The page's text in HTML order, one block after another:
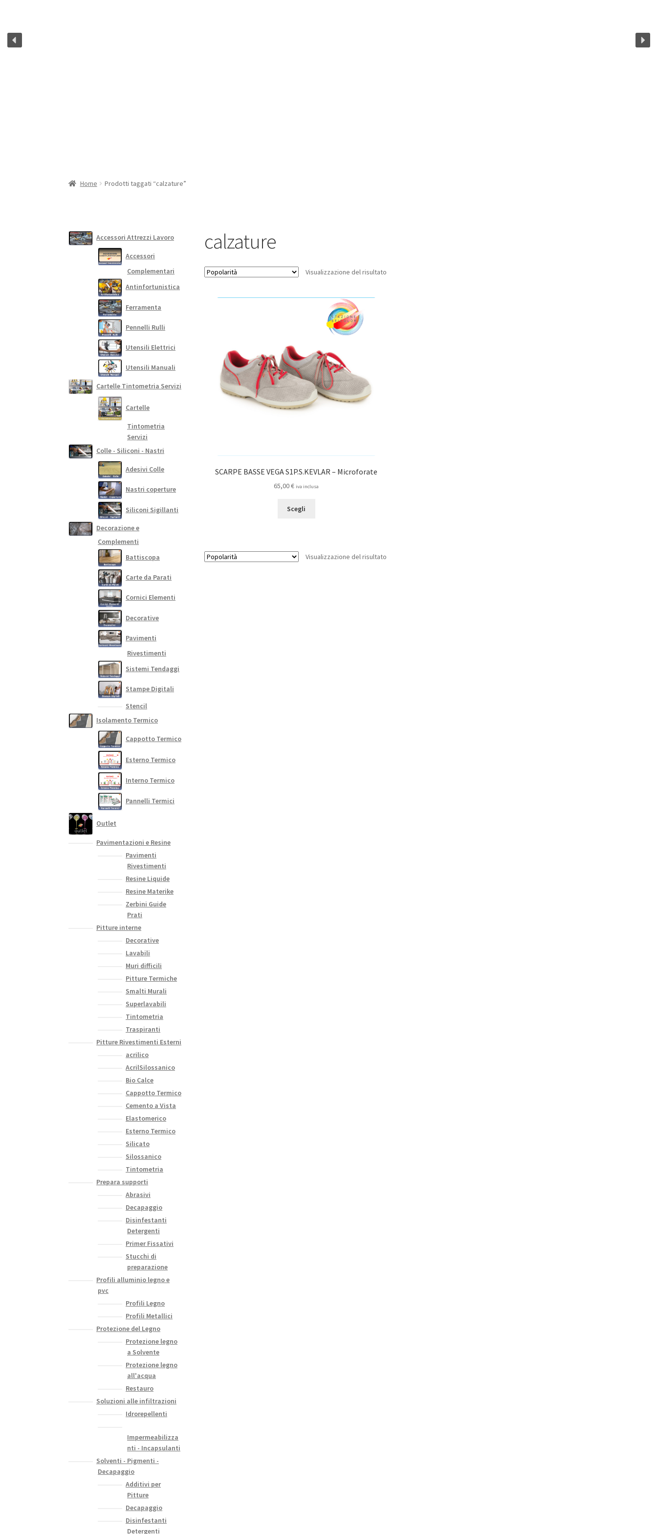
Home Prodotti taggati “calzature”
calzature
Visualizzazione del risultato
SCARPE BASSE VEGA S1P.S.KEVLAR – Microforate
65,00€ iva inclusa
Scegli
Le
Visualizzazione del risultato
Accessori Attrezzi Lavoro
Accessori
Complementari
Antinfortunistica
Ferramenta
Pennelli Rulli
Utensili Elettrici
Utensili Manuali
Cartelle Tintometria Servizi
Cartelle
Tintometria
Servizi
Colle - Siliconi - Nastri
Adesivi Colle
Nastri coperture
Siliconi Sigillanti
Decorazione e
Complementi
Battiscopa
Carte da Parati
Cornici Elementi
Decorative
Pavimenti
Rivestimenti
Sistemi Tendaggi
Stampe Digitali
Stencil
Isolamento Termico
Cappotto Termico
Esterno Termico
Interno Termico
Pannelli Termici
Outlet
Pavimentazioni e Resine
Pavimenti
Rivestimenti
Resine Liquide
Resine Materike
Zerbini Guide
Prati
Pitture interne
Decorative
Lavabili
Muri difficili
Pitture Termiche
Smalti Murali
Superlavabili
Tintometria
Traspiranti
Pitture Rivestimenti Esterni
acrilico
AcrilSilossanico
Bio Calce
Cappotto Termico
Cemento a Vista
Elastomerico
Esterno Termico
Silicato
Silossanico
Tintometria
Prepara supporti
Abrasivi
Decapaggio
Disinfestanti
Detergenti
Primer Fissativi
Stucchi di
preparazione
Profili alluminio legno e
pvc
Profili Legno
Profili Metallici
Protezione del Legno
Protezione legno
a Solvente
Protezione legno
all'acqua
Restauro
Soluzioni alle infiltrazioni
Idrorepellenti
Impermeabilizza
nti - Incapsulanti
Solventi - Pigmenti -
Decapaggio
Additivi per
Pitture
Decapaggio
Disinfestanti
Detergenti